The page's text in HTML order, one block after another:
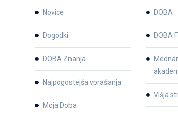
Novice
Dogodki
DOBA Znanja
Najpogostejša vprašanja
Moja Doba
DOBA
DOBA
Višja